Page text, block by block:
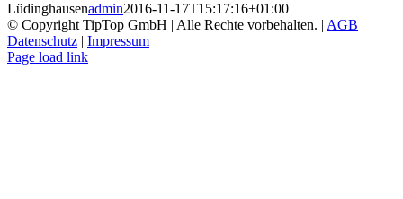
Lüdinghausenadmin2016-11-17T15:17:16+01:00
© Copyright TipTop GmbH | Alle Rechte vorbehalten. | AGB |
Datenschutz | Impressum
Page load link